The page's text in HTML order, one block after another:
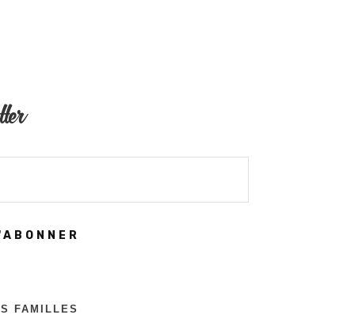
FAMILLES